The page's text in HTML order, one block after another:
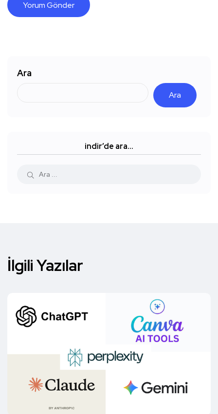
Ara
Ara
indir’de ara…
İlgili Yazılar